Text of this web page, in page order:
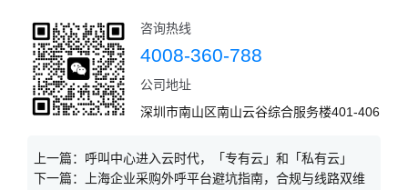
咨询热线
4008-360-788
公司地址
深圳市南山区南山云谷综合服务楼401-406
上一篇： 呼叫中心进入云时代，「专有云」和「私有云」
下一篇：
上海企业采购外呼平台避坑指南，合规与线路双维